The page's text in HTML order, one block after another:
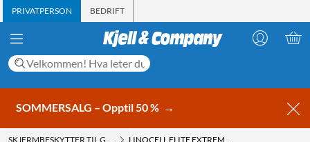
PRIVATPERSON BEDRIFT
SOMMERSALG – Opptil 50 % →
SKJERMBESKYTTER TIL GALAXY S21 LINOCELL ELITE EXTREME CURVED SKJERMBESKYTTER FOR GALAXY S21 ULTRA